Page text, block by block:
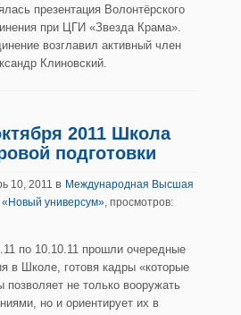
презентация Волонтёрского
при ЦГИ «Звезда Крама».
возглавил активный член
Клиновский.
2011 Школа
подготовки
10, 2011 в Международная Высшая
универсум» , просмотров:
по 10.10.11 прошли очередные
в Школе, готовя кадры «которые
не только вооружать
но и ориентирует их в